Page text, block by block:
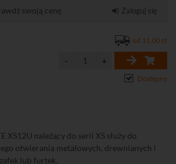
swoją cenę Zaloguj się
od 11,00 zł
Dostępny
XS12U należący do serii XS służy do
otwierania metalowych, drewnianych i
lub furtek.